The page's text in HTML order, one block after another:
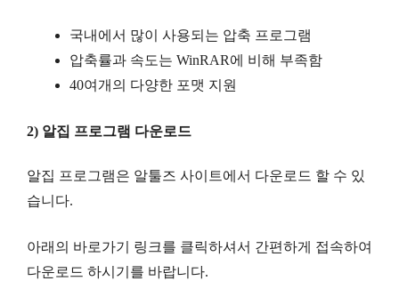
국내에서 많이 사용되는 압축 프로그램
압축률과 속도는 WinRAR에 비해 부족함
40여개의 다양한 포맷 지원
2) 알집 프로그램 다운로드
알집 프로그램은 알툴즈 사이트에서 다운로드 할 수 있
습니다.
아래의 바로가기 링크를 클릭하셔서 간편하게 접속하여
다운로드 하시기를 바랍니다.